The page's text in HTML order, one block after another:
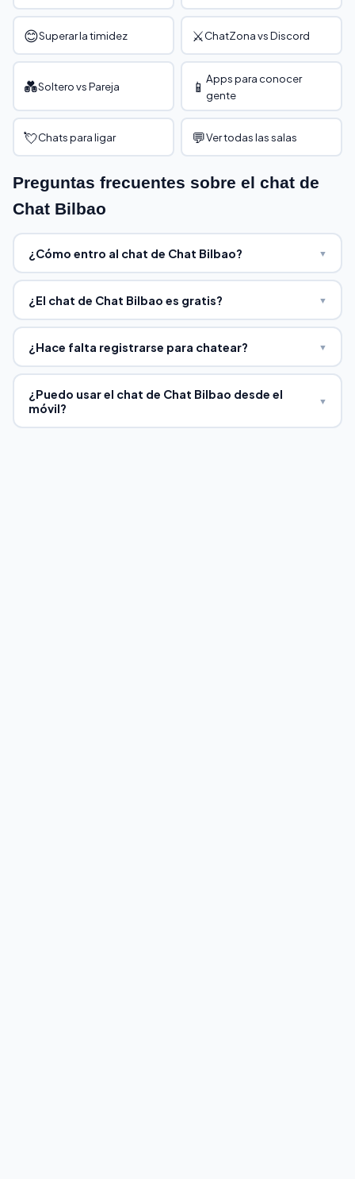
😊Superar la timidez ⚔️ChatZona vs Discord
💑Soltero vs Pareja 📱 Apps para conocer
gente
💘Chats para ligar 💬Ver todas las salas
Preguntas frecuentes sobre el chat de
Chat Bilbao
¿Cómo entro al chat de Chat Bilbao? ▼
¿El chat de Chat Bilbao es gratis? ▼
¿Hace falta registrarse para chatear? ▼
¿Puedo usar el chat de Chat Bilbao desde el
móvil?
▼